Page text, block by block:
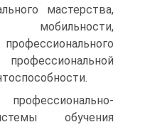
мастерства,
мобильности,
обучения